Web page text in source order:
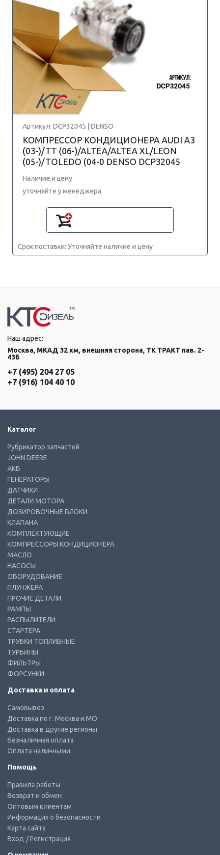
Артикул: DCP32045 | DENSO
КОМПРЕССОР КОНДИЦИОНЕРА AUDI A3
(03-)/TT (06-)/ALTEA/ALTEA XL/LEON
(05-)/TOLEDO (04-0 DENSO DCP32045
Наличие и цену
уточняйте у менеджера
Срок поставки: Уточняйте наличие и цену
Наш адрес:
Москва, МКАД 32 км, внешняя сторона, ТК ТРАКТ пав. 2-
43Б
+7 (495) 204 27 05
+7 (916) 104 40 10
Каталог
Рубрикатор запчастей
JOHN DEERE
АКБ
ГЕНЕРАТОРЫ
ДАТЧИКИ
ДЕТАЛИ МОТОРА
ДОЗИРОВОЧНЫЕ БЛОКИ
КЛАПАНА
КОМПЛЕКТУЮЩИЕ
КОМПРЕССОРЫ КОНДИЦИОНЕРА
МАСЛО
НАСОСЫ
ОБОРУДОВАНИЕ
ПЛУНЖЕРА
ПРОЧИЕ ДЕТАЛИ
РАМПЫ
РАСПЫЛИТЕЛИ
СТАРТЕРА
ТРУБКИ ТОПЛИВНЫЕ
ТУРБИНЫ
ФИЛЬТРЫ
ФОРСУНКИ
Доставка и оплата
Самовывоз
Доставка по г. Москва и МО
Доставка в другие регионы
Безналичная оплата
Оплата наличными
Помощь
Правила работы
Возврат и обмен
Оптовым клиентам
Информация о безопасности
Карта сайта
Вход / Регистрация